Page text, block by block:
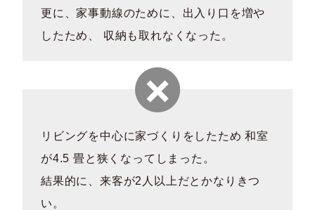
更に、家事動線のために、出入り口を増や
したため、 収納も取れなくなった。
リビングを中心に家づくりをしたため 和室
が4.5 畳と狭くなってしまった。
結果的に、来客が2人以上だとかなりきつ
い。